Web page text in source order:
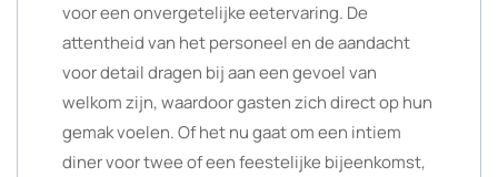
voor een onvergetelijke eetervaring. De
attentheid van het personeel en de aandacht
voor detail dragen bij aan een gevoel van
welkom zijn, waardoor gasten zich direct op hun
gemak voelen. Of het nu gaat om een intiem
diner voor twee of een feestelijke bijeenkomst,